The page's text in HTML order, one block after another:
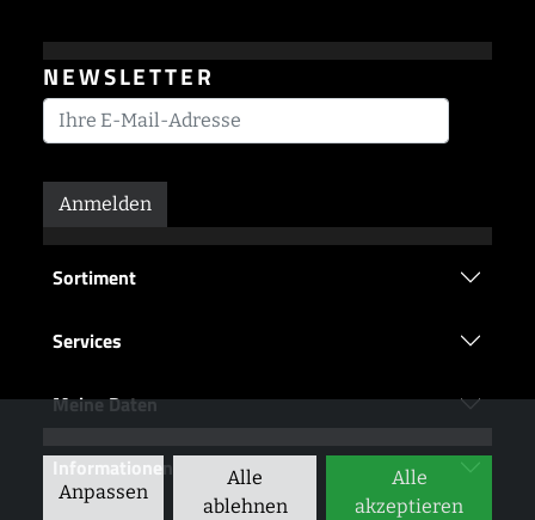
NEWSLETTER
Anmelden
Sortiment
Services
Meine Daten
Informationen
Anpassen
Alle
ablehnen
Alle
akzeptieren